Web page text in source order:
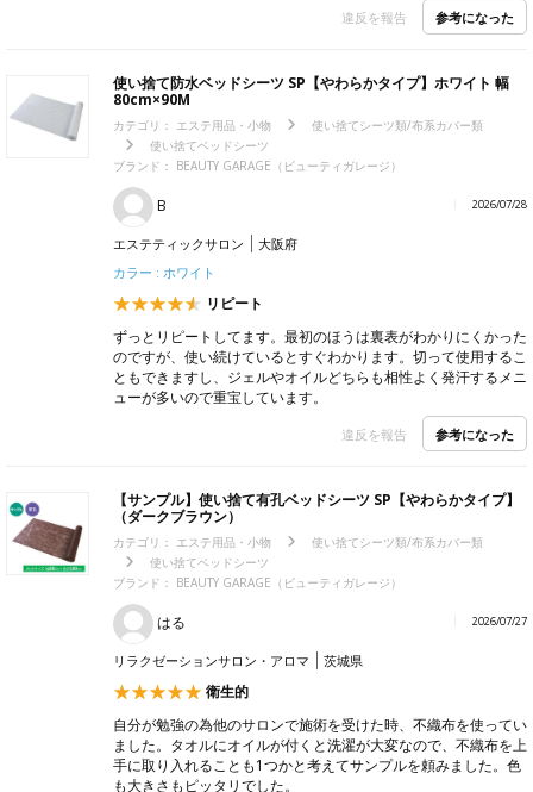
違反を報告 参考になった
使い捨て防水ベッドシーツ SP【やわらかタイプ】ホワイト 幅
80cm×90M
カテゴリ： エステ用品・小物
使い捨てシーツ類/布系カバー類
使い捨てベッドシーツ
ブランド： BEAUTY GARAGE（ビューティガレージ）
B 2026/07/28
エステティックサロン
大阪府
カラー : ホワイト
リピート
ずっとリピートしてます。最初のほうは裏表がわかりにくかった
のですが、使い続けているとすぐわかります。切って使用するこ
ともできますし、ジェルやオイルどちらも相性よく発汗するメニ
ューが多いので重宝しています。
違反を報告 参考になった
【サンプル】使い捨て有孔ベッドシーツ SP【やわらかタイプ】
（ダークブラウン）
カテゴリ： エステ用品・小物
使い捨てシーツ類/布系カバー類
使い捨てベッドシーツ
ブランド： BEAUTY GARAGE（ビューティガレージ）
はる 2026/07/27
リラクゼーションサロン・アロマ 茨城県
衛生的
自分が勉強の為他のサロンで施術を受けた時、不織布を使ってい
ました。タオルにオイルが付くと洗濯が大変なので、不織布を上
手に取り入れることも1つかと考えてサンプルを頼みました。色
も大きさもピッタリでした。